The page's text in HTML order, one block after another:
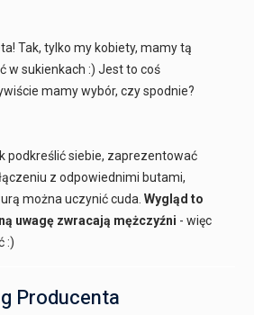
Tak, tylko my kobiety, mamy tą
w sukienkach :) Jest to coś
mamy wybór, czy spodnie?
podkreślić siebie, zaprezentować
z odpowiednimi butami,
można uczynić cuda.Wygląd to
uwagę zwracają mężczyźni - więc
:)
Producenta